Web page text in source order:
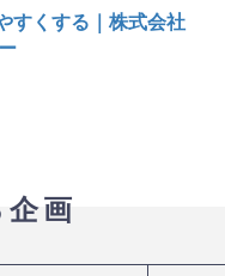
くする｜株式会社
画